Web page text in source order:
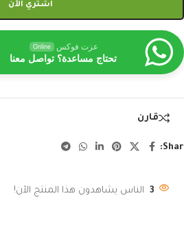
اشتري الآن
عزت فوكس Online
تحتاج مساعدة؟ تواصل معنا
قارن
3 الناس يشاهدون هذا المنتج الآن!